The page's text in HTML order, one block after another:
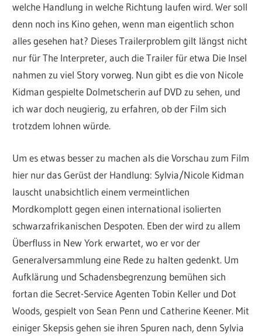
welche Handlung in welche Richtung laufen wird. Wer soll
denn noch ins Kino gehen, wenn man eigentlich schon
alles gesehen hat? Dieses Trailerproblem gilt längst nicht
nur für The Interpreter, auch die Trailer für etwa Die Insel
nahmen zu viel Story vorweg. Nun gibt es die von Nicole
Kidman gespielte Dolmetscherin auf DVD zu sehen, und
ich war doch neugierig, zu erfahren, ob der Film sich
trotzdem lohnen würde.
Um es etwas besser zu machen als die Vorschau zum Film
hier nur das Gerüst der Handlung: Sylvia/Nicole Kidman
lauscht unabsichtlich einem vermeintlichen
Mordkomplott gegen einen international isolierten
schwarzafrikanischen Despoten. Eben der wird zu allem
Überfluss in New York erwartet, wo er vor der
Generalversammlung eine Rede zu halten gedenkt. Um
Aufklärung und Schadensbegrenzung bemühen sich
fortan die Secret-Service Agenten Tobin Keller und Dot
Woods, gespielt von Sean Penn und Catherine Keener. Mit
einiger Skepsis gehen sie ihren Spuren nach, denn Sylvia